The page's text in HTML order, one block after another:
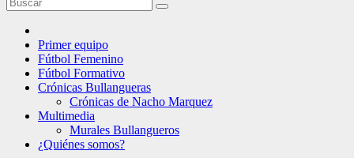
Primer equipo
Fútbol Femenino
Fútbol Formativo
Crónicas Bullangueras
Crónicas de Nacho Marquez
Multimedia
Murales Bullangueros
¿Quiénes somos?